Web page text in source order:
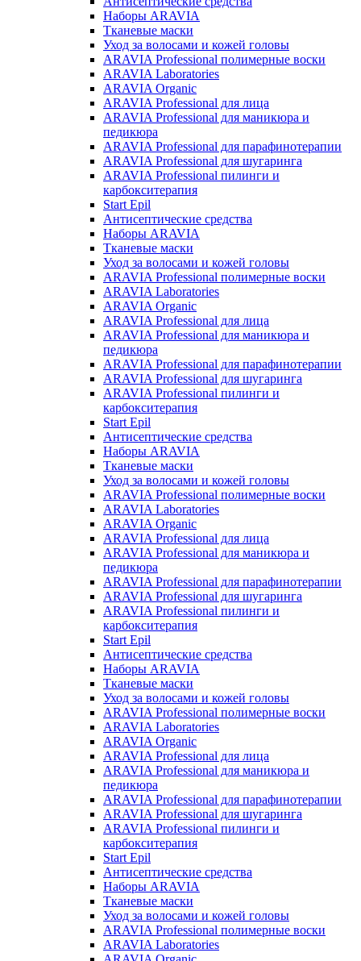
Наборы ARAVIA
Тканевые маски
Уход за волосами и кожей головы
ARAVIA Professional полимерные воски
ARAVIA Laboratories
ARAVIA Organic
ARAVIA Professional для лица
ARAVIA Professional для маникюра и
педикюра
ARAVIA Professional для парафинотерапии
ARAVIA Professional для шугаринга
ARAVIA Professional пилинги и
карбокситерапия
Start Epil
Антисептические средства
Наборы ARAVIA
Тканевые маски
Уход за волосами и кожей головы
ARAVIA Professional полимерные воски
ARAVIA Laboratories
ARAVIA Organic
ARAVIA Professional для лица
ARAVIA Professional для маникюра и
педикюра
ARAVIA Professional для парафинотерапии
ARAVIA Professional для шугаринга
ARAVIA Professional пилинги и
карбокситерапия
Start Epil
Антисептические средства
Наборы ARAVIA
Тканевые маски
Уход за волосами и кожей головы
ARAVIA Professional полимерные воски
ARAVIA Laboratories
ARAVIA Organic
ARAVIA Professional для лица
ARAVIA Professional для маникюра и
педикюра
ARAVIA Professional для парафинотерапии
ARAVIA Professional для шугаринга
ARAVIA Professional пилинги и
карбокситерапия
Start Epil
Антисептические средства
Наборы ARAVIA
Тканевые маски
Уход за волосами и кожей головы
ARAVIA Professional полимерные воски
ARAVIA Laboratories
ARAVIA Organic
ARAVIA Professional для лица
ARAVIA Professional для маникюра и
педикюра
ARAVIA Professional для парафинотерапии
ARAVIA Professional для шугаринга
ARAVIA Professional пилинги и
карбокситерапия
Start Epil
Антисептические средства
Наборы ARAVIA
Тканевые маски
Уход за волосами и кожей головы
ARAVIA Professional полимерные воски
ARAVIA Laboratories